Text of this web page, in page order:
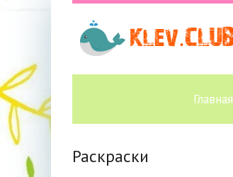
Главная
Раскраски